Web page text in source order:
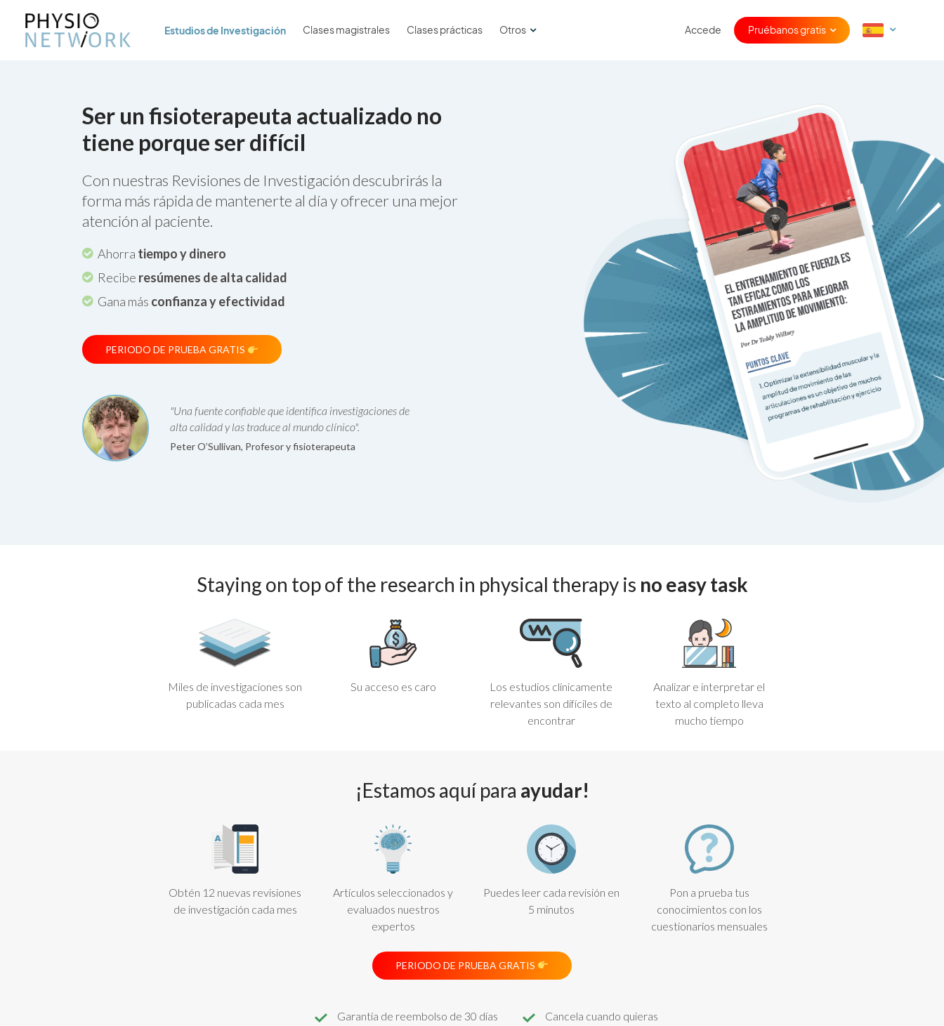
Estudios de Investigación Clases magistrales Clases prácticas Otros Accede Pruébanos gratis
Ser un fisioterapeuta actualizado no
tiene porque ser difícil
Con nuestras Revisiones de Investigación descubrirás la
forma más rápida de mantenerte al día y ofrecer una mejor
atención al paciente.
Ahorra tiempo y dinero
Recibe resúmenes de alta calidad
Gana más confianza y efectividad
PERIODO DE PRUEBA GRATIS
"Una fuente confiable que identifica investigaciones de
alta calidad y las traduce al mundo clínico".
Peter O’Sullivan, Profesor y fisioterapeuta
Staying on top of the research in physical therapy is no easy task
Miles de investigaciones son
publicadas cada mes
Su acceso es caro
Los estudios clínicamente
relevantes son difíciles de
encontrar
Analizar e interpretar el
texto al completo lleva
mucho tiempo
¡Estamos aquí para ayudar!
Obtén 12 nuevas revisiones
de investigación cada mes
Artículos seleccionados y
evaluados nuestros
expertos
Puedes leer cada revisión en
5 minutos
Pon a prueba tus
conocimientos con los
cuestionarios mensuales
PERIODO DE PRUEBA GRATIS
Garantía de reembolso de 30 días Cancela cuando quieras